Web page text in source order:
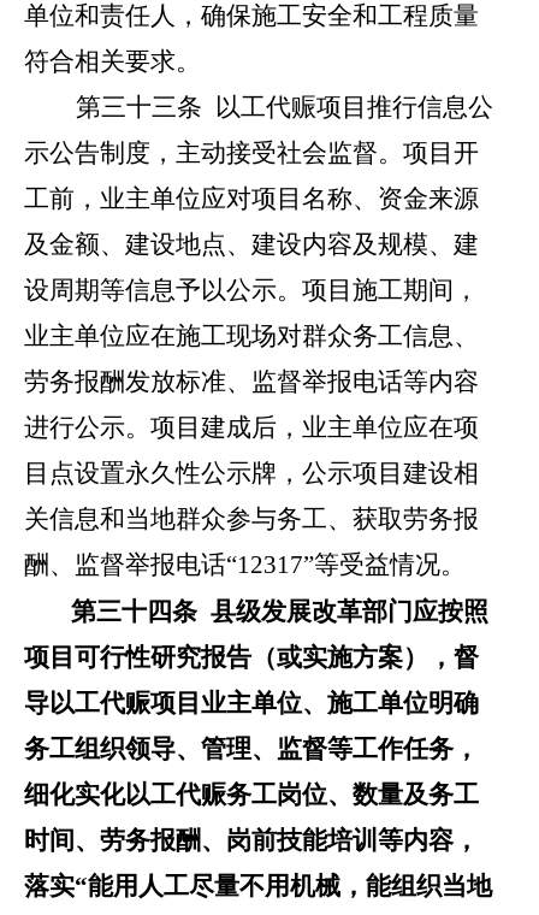
单位和责任人，确保施工安全和工程质量
符合相关要求。
第三十三条
以工代赈项目推行信息公
示公告制度，主动接受社会监督。项目开
工前，业主单位应对项目名称、资金来源
及金额、建设地点、建设内容及规模、建
设周期等信息予以公示。项目施工期间，
业主单位应在施工现场对群众务工信息、
劳务报酬发放标准、监督举报电话等内容
进行公示。项目建成后，业主单位应在项
目点设置永久性公示牌，公示项目建设相
关信息和当地群众参与务工、获取劳务报
酬、 监督举报电话“12317”等受益情况。
第三十四条 县级发展改革部门应按照
项目可行性研究报告（或实施方案），督
导以工代赈项目业主单位、施工单位明确
务工组织领导、管理、监督等工作任务，
细化实化以工代赈务工岗位、数量及务工
时间、劳务报酬、岗前技能培训等内容，
落实“能用人工尽量不用机械，能组织当地